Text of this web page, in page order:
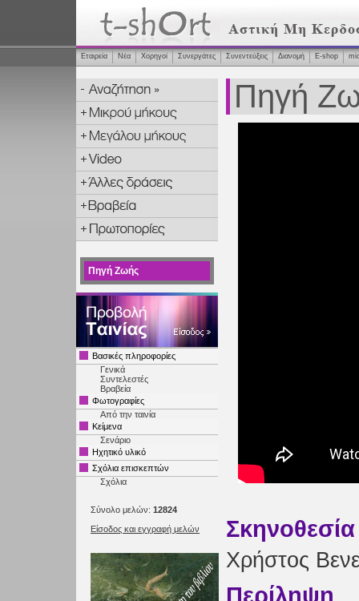
Εταιρεία Νέα Χορηγοί Συνεργάτες Συνεντεύξεις Διανομή Ε-shop
Πηγή Ζωής
Βασικές πληροφορίες
Γενικά
Συντελεστές
Βραβεία
Φωτογραφίες
Από την ταινία
Κείμενα
Σενάριο
Ηχητικό υλικό
Σχόλια επισκεπτών
Σχόλια
Σύνολο μελών: 12824
Είσοδος και εγγραφή μελών
Πηγή
Σκηνοθεσία
Χρήστος
Περίληψη